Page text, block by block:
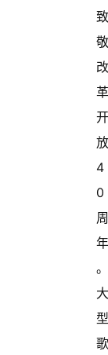
致
敬
改
革
开
放
4
0
周
年
。
大
型
歌